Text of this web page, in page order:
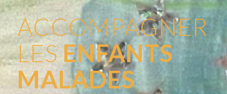
ACCOMPAGNER
LES ENFANTS
MALADES